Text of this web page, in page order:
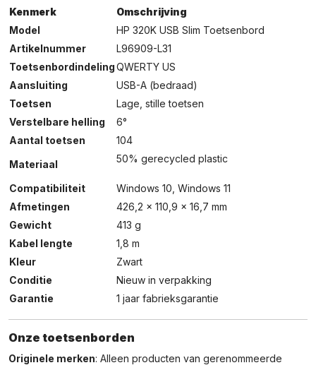
Kenmerk
Omschrijving
Model
HP 320K USB Slim Toetsenbord
Artikelnummer
L96909-L31
ToetsenbordindelingQWERTY US
Aansluiting
USB-A (bedraad)
Toetsen
Lage, stille toetsen
Verstelbare helling
6°
Aantal toetsen
104
Materiaal
50% gerecycled plastic
Compatibiliteit
Windows 10, Windows 11
Afmetingen
426,2 x 110,9 x 16,7 mm
Gewicht
413 g
Kabel lengte
1,8 m
Kleur
Zwart
Conditie
Nieuw in verpakking
Garantie
1 jaar fabrieksgarantie
Onze toetsenborden
Originele merken: Alleen producten van gerenommeerde